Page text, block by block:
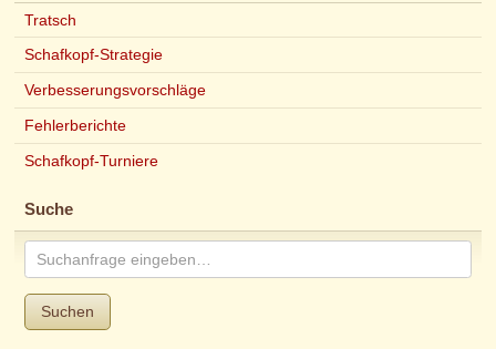
Tratsch
Schafkopf-Strategie
Verbesserungsvorschläge
Fehlerberichte
Schafkopf-Turniere
Suche
Suchen